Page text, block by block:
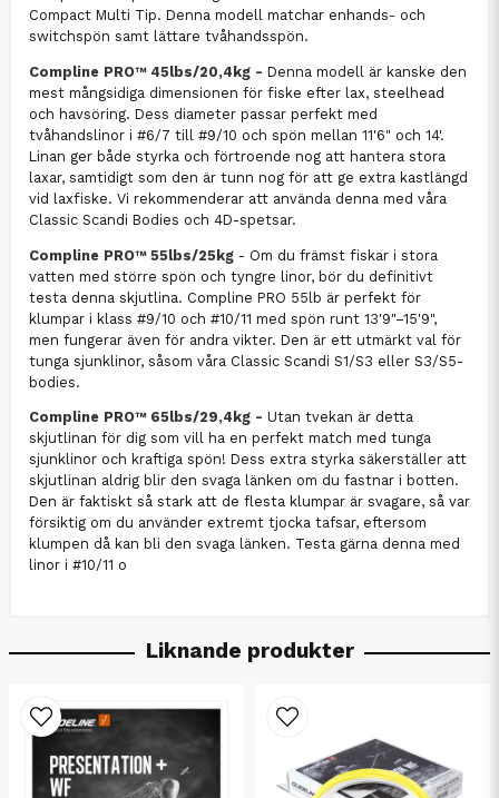
Compact Multi Tip. Denna modell matchar enhands- och
switchspön samt lättare tvåhandsspön.
Compline PRO™ 45lbs/20,4kg - Denna modell är kanske den
mest mångsidiga dimensionen för fiske efter lax, steelhead
och havsöring. Dess diameter passar perfekt med
tvåhandslinor i #6/7 till #9/10 och spön mellan 11'6" och 14'.
Linan ger både styrka och förtroende nog att hantera stora
laxar, samtidigt som den är tunn nog för att ge extra kastlängd
vid laxfiske. Vi rekommenderar att använda denna med våra
Classic Scandi Bodies och 4D-spetsar.
Compline PRO™ 55lbs/25kg - Om du främst fiskar i stora
vatten med större spön och tyngre linor, bör du definitivt
testa denna skjutlina. Compline PRO 55lb är perfekt för
klumpar i klass #9/10 och #10/11 med spön runt 13'9"–15'9",
men fungerar även för andra vikter. Den är ett utmärkt val för
tunga sjunklinor, såsom våra Classic Scandi S1/S3 eller S3/S5-
bodies.
Compline PRO™ 65lbs/29,4kg - Utan tvekan är detta
skjutlinan för dig som vill ha en perfekt match med tunga
sjunklinor och kraftiga spön! Dess extra styrka säkerställer att
skjutlinan aldrig blir den svaga länken om du fastnar i botten.
Den är faktiskt så stark att de flesta klumpar är svagare, så var
försiktig om du använder extremt tjocka tafsar, eftersom
klumpen då kan bli den svaga länken. Testa gärna denna med
linor i #10/11 o
Liknande produkter